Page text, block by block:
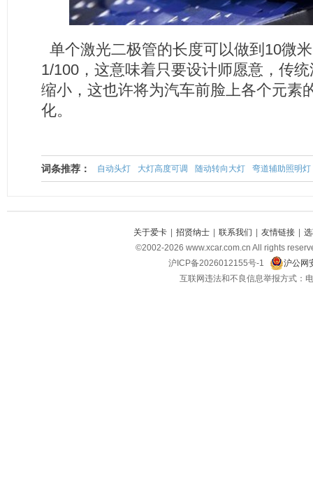
单个激光二极管的长度可以做到 10微
1/100 ，这意味着只要设计师愿意，传
缩小，这也许将为汽车前脸上各个元素
化。
词条推荐： 自动头灯 大灯高度可调 随动转向大灯 弯道辅助照明灯
关于爱卡 招贤纳士 联系我们 友情链接
©2002-2026 www.xcar.com.cn All rights
沪ICP备2026012155号-1
沪公网
互联网违法和不良信息举报方式：